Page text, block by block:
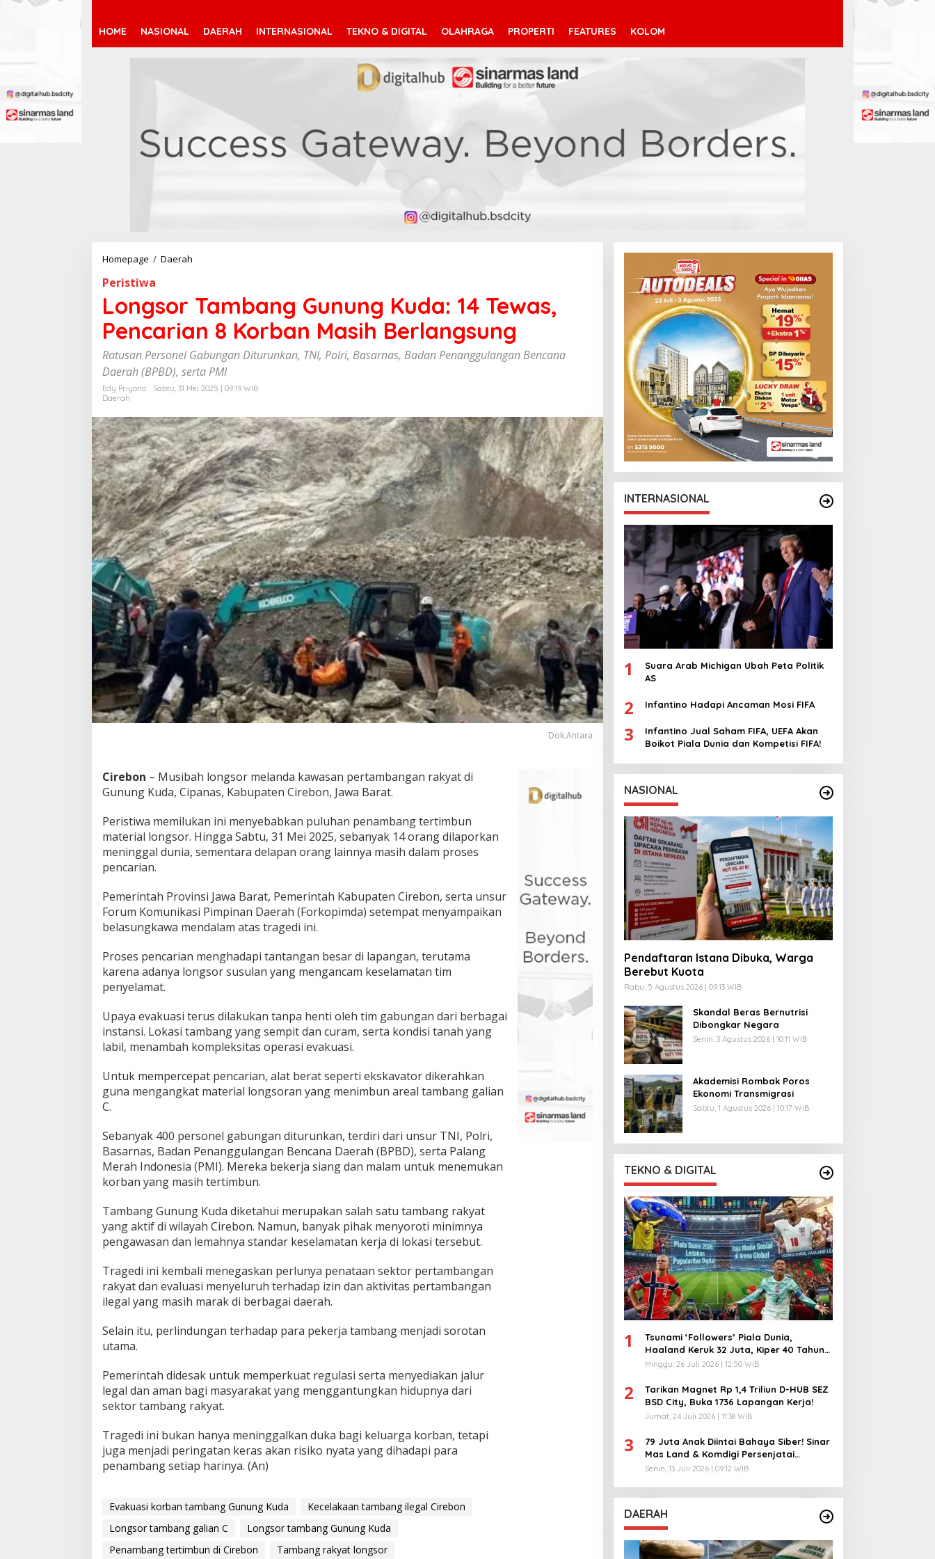
HOME NASIONAL DAERAH INTERNASIONAL TEKNO & DIGITAL OLAHRAGA PROPERTI FEATURES KOLOM
Homepage / Daerah
g
a
m
b
g
G
u
n
u
n
g
K
u
d
a
:
1
4
T
e
w
a
s
P
e
c
a
n
8
K
r
b
a
n
s
i
h
B
l
s
u
n
Peristiwa
Longsor Tambang Gunung Kuda: 14 Tewas,
Pencarian 8 Korban Masih Berlangsung
Ratusan Personel Gabungan Diturunkan, TNI, Polri, Basarnas, Badan Penanggulangan Bencana
Daerah (BPBD), serta PMI
Edy Priyono
Sabtu, 31 Mei 2025 | 09:19 WIB
Daerah
Dok.Antara
Cirebon – Musibah longsor melanda kawasan pertambangan rakyat di
Gunung Kuda, Cipanas, Kabupaten Cirebon, Jawa Barat.
Peristiwa memilukan ini menyebabkan puluhan penambang tertimbun
material longsor. Hingga Sabtu, 31 Mei 2025, sebanyak 14 orang dilaporkan
meninggal dunia, sementara delapan orang lainnya masih dalam proses
pencarian.
Pemerintah Provinsi Jawa Barat, Pemerintah Kabupaten Cirebon, serta unsur
Forum Komunikasi Pimpinan Daerah (Forkopimda) setempat menyampaikan
belasungkawa mendalam atas tragedi ini.
Proses pencarian menghadapi tantangan besar di lapangan, terutama
karena adanya longsor susulan yang mengancam keselamatan tim
penyelamat.
Upaya evakuasi terus dilakukan tanpa henti oleh tim gabungan dari berbagai
instansi. Lokasi tambang yang sempit dan curam, serta kondisi tanah yang
labil, menambah kompleksitas operasi evakuasi.
Untuk mempercepat pencarian, alat berat seperti ekskavator dikerahkan
guna mengangkat material longsoran yang menimbun areal tambang galian
C.
Sebanyak 400 personel gabungan diturunkan, terdiri dari unsur TNI, Polri,
Basarnas, Badan Penanggulangan Bencana Daerah (BPBD), serta Palang
Merah Indonesia (PMI). Mereka bekerja siang dan malam untuk menemukan
korban yang masih tertimbun.
Tambang Gunung Kuda diketahui merupakan salah satu tambang rakyat
yang aktif di wilayah Cirebon. Namun, banyak pihak menyoroti minimnya
pengawasan dan lemahnya standar keselamatan kerja di lokasi tersebut.
Tragedi ini kembali menegaskan perlunya penataan sektor pertambangan
rakyat dan evaluasi menyeluruh terhadap izin dan aktivitas pertambangan
ilegal yang masih marak di berbagai daerah.
Selain itu, perlindungan terhadap para pekerja tambang menjadi sorotan
utama.
Pemerintah didesak untuk memperkuat regulasi serta menyediakan jalur
legal dan aman bagi masyarakat yang menggantungkan hidupnya dari
sektor tambang rakyat.
Tragedi ini bukan hanya meninggalkan duka bagi keluarga korban, tetapi
juga menjadi peringatan keras akan risiko nyata yang dihadapi para
penambang setiap harinya. (An)
Evakuasi korban tambang Gunung Kuda
Kecelakaan tambang ilegal Cirebon
Longsor tambang galian C
Longsor tambang Gunung Kuda
Penambang tertimbun di Cirebon
Tambang rakyat longsor
INTERNASIONAL
1
Suara Arab Michigan Ubah Peta Politik
AS
2 Infantino Hadapi Ancaman Mosi FIFA
3
Infantino Jual Saham FIFA, UEFA Akan
Boikot Piala Dunia dan Kompetisi FIFA!
NASIONAL
Pendaftaran Istana Dibuka, Warga
Berebut Kuota
Rabu, 5 Agustus 2026 | 09:13 WIB
Skandal Beras Bernutrisi
Dibongkar Negara
Senin, 3 Agustus 2026 | 10:11 WIB
Akademisi Rombak Poros
Ekonomi Transmigrasi
Sabtu, 1 Agustus 2026 | 10:17 WIB
TEKNO & DIGITAL
1
Tsunami ‘Followers’ Piala Dunia,
Haaland Keruk 32 Juta, Kiper 40 Tahun
Bikin Geger!
Minggu, 26 Juli 2026 | 12:50 WIB
2
Tarikan Magnet Rp 1,4 Triliun D-HUB SEZ
BSD City, Buka 1736 Lapangan Kerja!
Jumat, 24 Juli 2026 | 11:38 WIB
3
79 Juta Anak Diintai Bahaya Siber! Sinar
Mas Land & Komdigi Persenjatai
Ratusan Guru!
Senin, 13 Juli 2026 | 09:12 WIB
DAERAH